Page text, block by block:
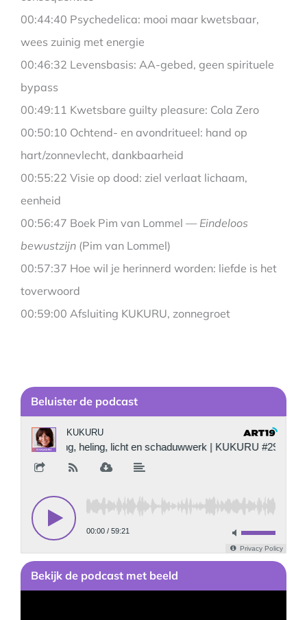
00:44:40 Psychedelica: mooi maar kwetsbaar,
wees zuinig met energie
00:46:32 Levensbasis: AA-gebed, geen spirituele
bypass
00:49:11 Kwetsbare guilty pleasure: Cola Zero
00:50:10 Ochtend- en avondritueel: hand op
hart/zonnevlecht, dankbaarheid
00:55:22 Visie op dood: ziel verlaat lichaam,
eenheid
00:56:47 Boek Pim van Lommel — Eindeloos
bewustzijn (Pim van Lommel)
00:57:37 Hoe wil je herinnerd worden: liefde is het
toverwoord
00:59:00 Afsluiting KUKURU, zonnegroet
Beluister de podcast
Bekijk de podcast met beeld